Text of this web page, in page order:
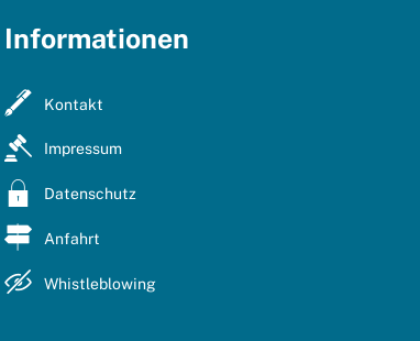
Informationen
Kontakt
Impressum
Datenschutz
Anfahrt
Whistleblowing